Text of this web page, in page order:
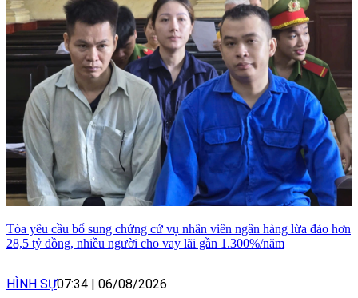
Tòa yêu cầu bổ sung chứng cứ vụ nhân viên ngân hàng lừa đảo hơn
28,5 tỷ đồng, nhiều người cho vay lãi gần 1.300%/năm
HÌNH SỰ07:34 06/08/2026